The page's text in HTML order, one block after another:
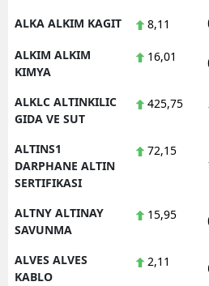
ALKA ALKIM KAGIT 8,11
ALKIM ALKIM
KIMYA
16,01
ALKLC ALTINKILIC
GIDA VE SUT
425,75
ALTINS1
DARPHANE ALTIN
SERTIFIKASI
72,15
ALTNY ALTINAY
SAVUNMA
15,95
ALVES ALVES
KABLO
2,11